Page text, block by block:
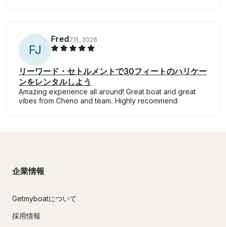
FJ
Fred7月, 2026
リーワード・セトルメントで30フィートのハリケー
ンをレンタルしよう
Amazing experience all around! Great boat and great
vibes from Cheno and team. Highly recommend
企業情報
Getmyboatについて
採用情報